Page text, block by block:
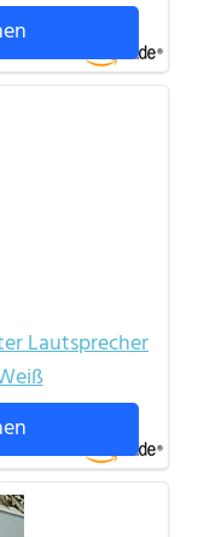
Lautsprecher